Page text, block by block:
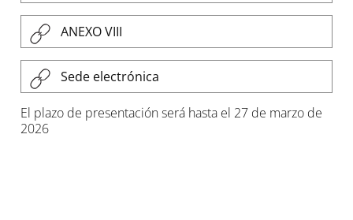
ANEXO VIII
Sede electrónica
El plazo de presentación será hasta el 27 de marzo de
2026